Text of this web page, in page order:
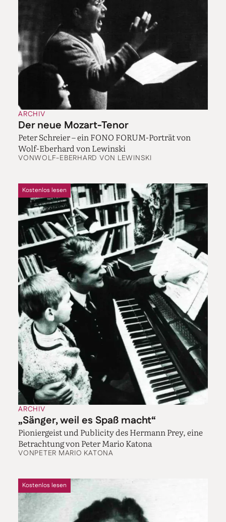
ARCHIV
Der neue Mozart-Tenor
Peter Schreier – ein FONO FORUM-Porträt von
Wolf-Eberhard von Lewinski
VONWOLF-EBERHARD VON LEWINSKI
ARCHIV
„Sänger, weil es Spaß macht“
Pioniergeist und Publicity des Hermann Prey, eine
Betrachtung von Peter Mario Katona
VONPETER MARIO KATONA
Kostenlos lesen
Kostenlos lesen